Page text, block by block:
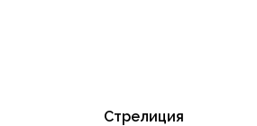
Стрелиция